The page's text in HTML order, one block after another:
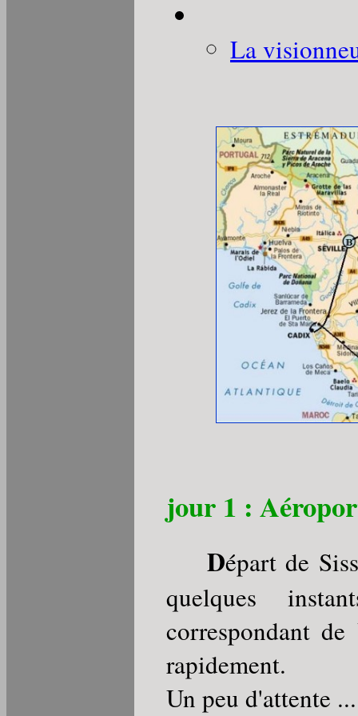
La
jour 1 :
Départ de
quelques
correspondant
rapidement.
Un peu d'attente ...